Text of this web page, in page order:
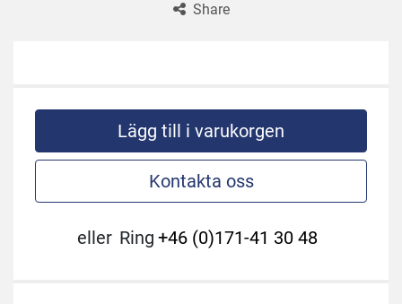
Share
Lägg till i varukorgen
Kontakta oss
eller Ring +46 (0)171-41 30 48